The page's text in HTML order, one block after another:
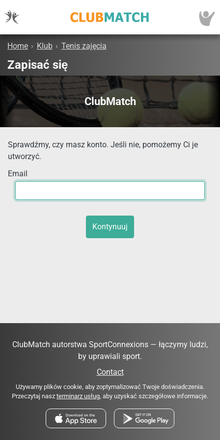
Home › Klub › Tenis zajęcia
Zapisać się
ClubMatch
Sprawdźmy, czy masz konto. Jeśli nie, pomożemy Ci je
utworzyć.
Email
Kontynuuj
ClubMatch autorstwa SportConnexions — łączymy ludzi,
by uprawiali sport.
Contact
Używamy plików cookie, aby zoptymalizować Twoje doświadczenia.
Przeczytaj nasz terminarz usług, aby uzyskać szczegółowe informacje.